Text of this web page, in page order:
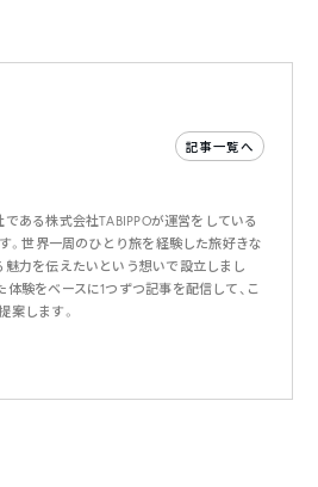
記事一覧へ
である株式会社TABIPPOが運営をしている
す。世界一周のひとり旅を経験した旅好きな
魅力を伝えたいという想いで設立しまし
体験をベースに1つずつ記事を配信して、こ
案します。